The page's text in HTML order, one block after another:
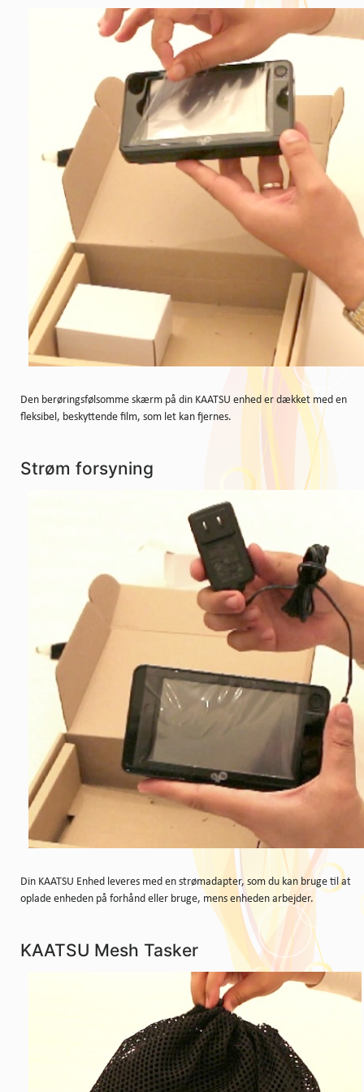
Den berøringsfølsomme skærm på din KAATSU enhed er dækket med en
fleksibel, beskyttende film, som let kan fjernes.
Strøm forsyning
Din KAATSU Enhed leveres med en strømadapter, som du kan bruge til at
oplade enheden på forhånd eller bruge, mens enheden arbejder.
KAATSU Mesh Tasker